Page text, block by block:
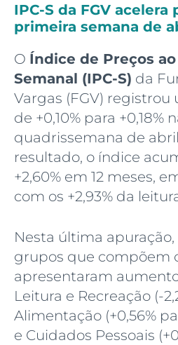
IPC-S da FGV acelera
primeira semana de
O Índice de Preços
Semanal (IPC-S) da
Vargas (FGV) registrou
de +0,10% para +0,18%
quadrissemana de
resultado, o índice
+2,60% em 12 meses,
com os +2,93% da
Nesta última
grupos que compõem
apresentaram
Leitura e Recreação (-
Alimentação (+0,56%
e Cuidados Pessoais